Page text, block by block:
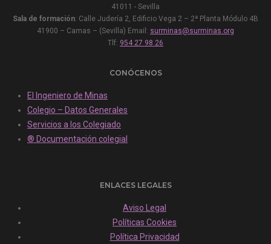
41011 - Sevilla
Sala de formación: Calle Judería 2, Edificio Vega 2 – 2ª Planta Módulo 4B
41900 – Camas – (Sevilla) Email: surminas@surminas.org
Tlf: 954 27 98 26
CONÓCENOS
El Ingeniero de Minas
Colegio – Datos Generales
Servicios a los Colegiado
® Documentación colegial
ENLACES LEGALES
Aviso Legal
Políticas Cookies
Política Privacidad